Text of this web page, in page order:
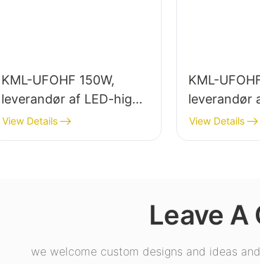
KML-UFOHF 150W,
leverandør af LED-high
bay-lys til indendørs
belysning i
View Details
KML-
leverandør
bay-lys til
View Details
Leave A
we welcome custom designs and ideas